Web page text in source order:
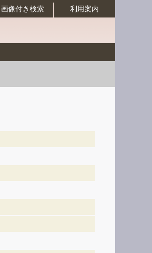
利用案内
画像付き検索